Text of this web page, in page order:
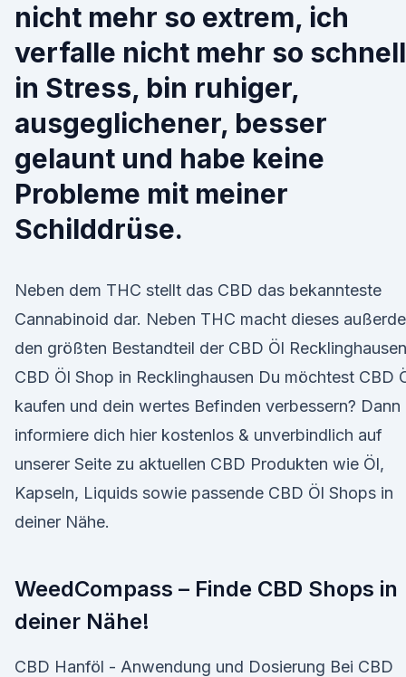
nicht mehr so extrem, ich
verfalle nicht mehr so schnell
in Stress, bin ruhiger,
ausgeglichener, besser
gelaunt und habe keine
Probleme mit meiner
Schilddrüse.
Neben dem THC stellt das CBD das bekannteste
Cannabinoid dar. Neben THC macht dieses
den größten Bestandteil der CBD Öl
CBD Öl Shop in Recklinghausen Du möchtest CBD
kaufen und dein wertes Befinden verbessern? Dann
informiere dich hier kostenlos & unverbindlich auf
unserer Seite zu aktuellen CBD Produkten wie Öl,
Kapseln, Liquids sowie passende CBD Öl Shops in
deiner Nähe.
WeedCompass – Finde CBD Shops in
deiner Nähe!
CBD Hanföl - Anwendung und Dosierung Bei CBD